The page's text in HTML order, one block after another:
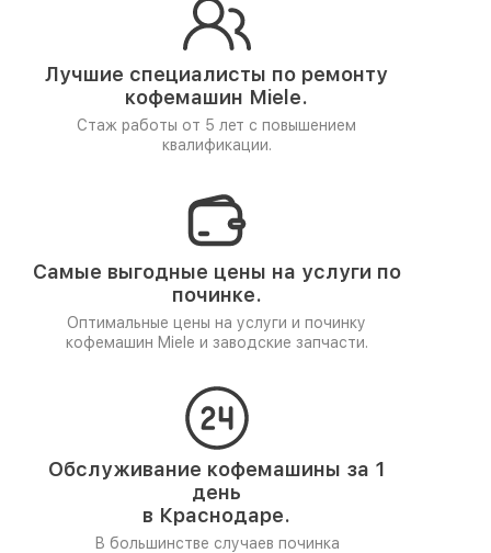
Лучшие специалисты по ремонту
кофемашин Miele.
Стаж работы от 5 лет с повышением
квалификации.
Самые выгодные цены на услуги по
починке.
Оптимальные цены на услуги и починку
кофемашин Miele и заводские запчасти.
Обслуживание кофемашины за 1
день
в Краснодаре.
В большинстве случаев починка